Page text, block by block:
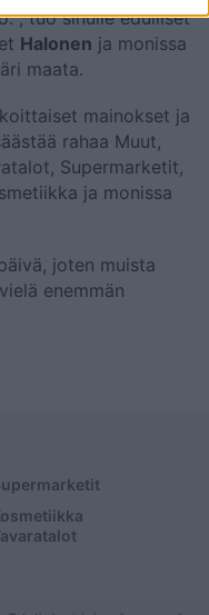
, tuo sinulle edulliset
Halonen ja monissa
maata.
mainokset ja
rahaa Muut,
Supermarketit,
ja monissa
joten muista
enemmän